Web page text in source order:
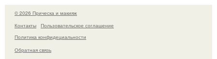
© 2026 Прическа и макияж
Контакты
Пользовательское соглашение
Политика конфидециальности
Обратная связь